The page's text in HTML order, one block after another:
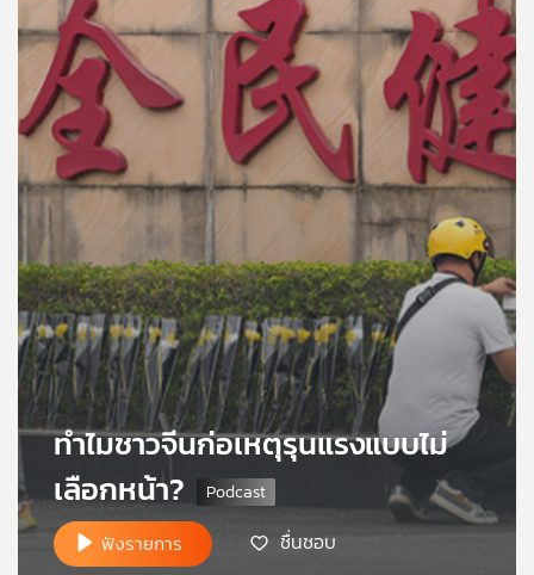
บทความ
ข่าว
กิจกรรม
เกี่ยว
กับ
เรา
เครือ
ไทย
พี
ทำไมชาวจีนก่อเหตุรุนแรงแบบไม่
เลือกหน้า?
ฟังรายการ ชื่นชอบ